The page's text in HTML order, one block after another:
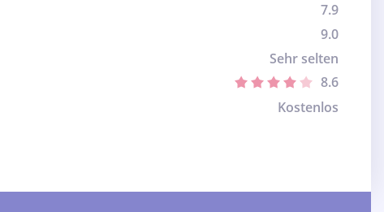
7.9
9.0
Sehr selten
8.6
Kostenlos